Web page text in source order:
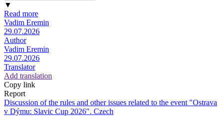
▼
Read more
Vadim Eremin
29.07.2026
Author
Vadim Eremin
29.07.2026
Translator
Add translation
Copy link
Report
Discussion of the rules and other issues related to the event "Ostrava
v Dýmu: Slavic Cup 2026". Czech